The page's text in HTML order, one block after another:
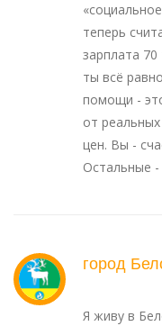
теперь
зарплата
ты всё
помощи -
от
цен. Вы -
Остальные -
город
Я живу в